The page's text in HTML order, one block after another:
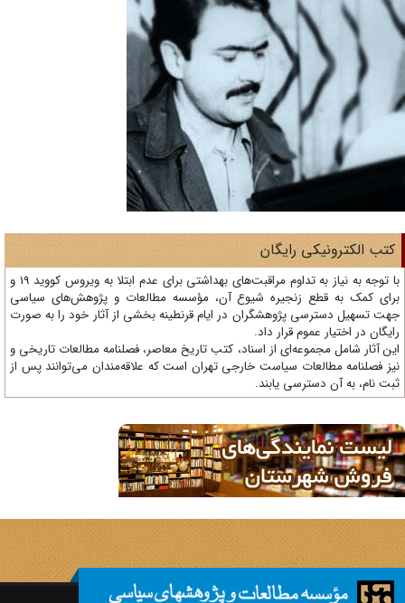
الکترونیکی رایگان
با توجه به نیاز به تداوم مراقبت‌های بهداشتی برای عدم ابتلا به ویروس کووید 19 و
کمک به قطع زنجیره شیوع آن، مؤسسه مطالعات و پژوهش‌های سیاسی
تسهیل دسترسی پژوهشگران در ایام قرنطینه بخشی از آثار خود را به صورت
در اختیار عموم قرار داد.
آثار شامل مجموعه‌ای از اسناد، کتب تاریخ معاصر، فصلنامه‌ مطالعات تاریخی و
فصلنامه مطالعات سیاست خارجی تهران است که علاقه‌مندان می‌توانند پس از
نام، به آن دسترسی یابند.